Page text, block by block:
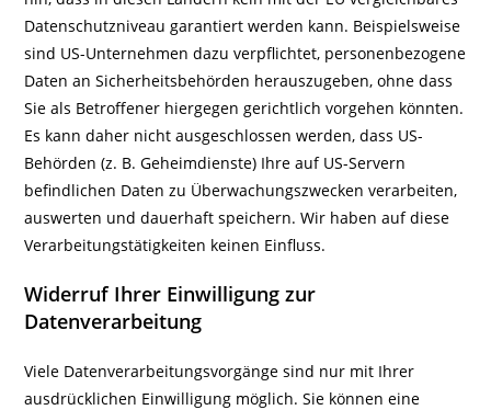
Datenschutzniveau garantiert werden kann. Beispielsweise
sind US-Unternehmen dazu verpflichtet, personenbezogene
Daten an Sicherheitsbehörden herauszugeben, ohne dass
Sie als Betroffener hiergegen gerichtlich vorgehen könnten.
Es kann daher nicht ausgeschlossen werden, dass US-
Behörden (z. B. Geheimdienste) Ihre auf US-Servern
befindlichen Daten zu Überwachungszwecken verarbeiten,
auswerten und dauerhaft speichern. Wir haben auf diese
Verarbeitungstätigkeiten keinen Einfluss.
Widerruf Ihrer Einwilligung zur
Datenverarbeitung
Viele Datenverarbeitungsvorgänge sind nur mit Ihrer
ausdrücklichen Einwilligung möglich. Sie können eine